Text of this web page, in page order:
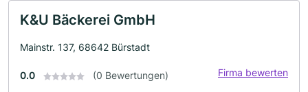
K&U Bäckerei GmbH
Mainstr. 137, 68642 Bürstadt
0.0 (0 Bewertungen) Firma bewerten